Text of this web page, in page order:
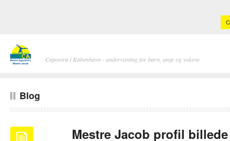
Capoeira i København - undervisning for børn, unge og voksne
Blog
Mestre Jacob profil billede